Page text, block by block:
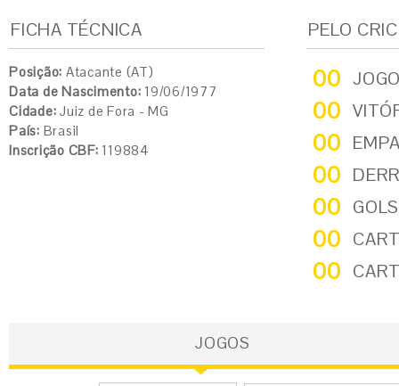
FICHA TÉCNICA
Posição: Atacante (AT)
Data de Nascimento: 19/06/1977
Cidade: Juiz de Fora - MG
País: Brasil
Inscrição CBF: 119884
PELO
00
00
00
00
00
00
00
JOGOS